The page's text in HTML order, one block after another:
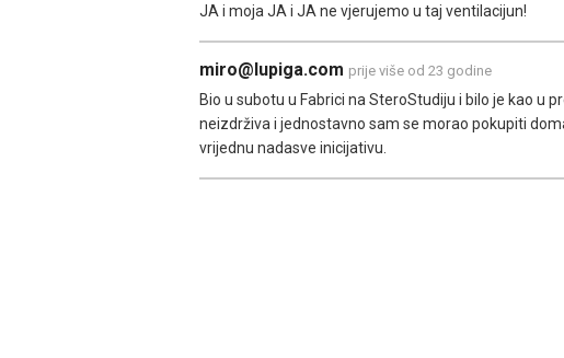
JA i moja JA i JA ne vjerujemo u taj ventilacijun!
miro@lupiga.com prije više od 23 godine
Bio u subotu u Fabrici na SteroStudiju i bilo je kao u
neizdrživa i jednostavno sam se morao pokupiti
vrijednu nadasve inicijativu.